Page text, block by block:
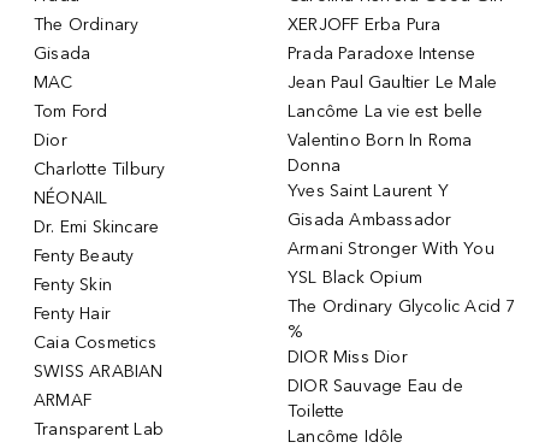
The Ordinary
Gisada
MAC
Tom Ford
Dior
Charlotte Tilbury
NÉONAIL
Dr. Emi Skincare
Fenty Beauty
Fenty Skin
Fenty Hair
Caia Cosmetics
SWISS ARABIAN
ARMAF
Transparent Lab
XERJOFF Erba Pura
Prada Paradoxe Intense
Jean Paul Gaultier Le Male
Lancôme La vie est belle
Valentino Born In Roma
Donna
Yves Saint Laurent Y
Gisada Ambassador
Armani Stronger With You
YSL Black Opium
The Ordinary Glycolic Acid 7
%
DIOR Miss Dior
DIOR Sauvage Eau de
Toilette
Lancôme Idôle